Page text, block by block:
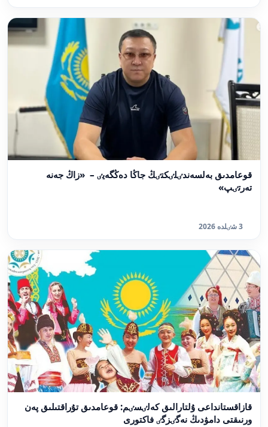
قوعامدىق بەلسەندٸلٸكتٸڭ جاڭا دەڭگەيٸ – «زاڭ جەنە
تەرتٸپ»
3 شٸلدە 2026
قازاقستانداعى ۇلتارالىق كەلٸسٸم: قوعامدىق تۇراقتىلىق پەن
ورنىقتى دامۋدىڭ نەگٸزگٸ فاكتورى